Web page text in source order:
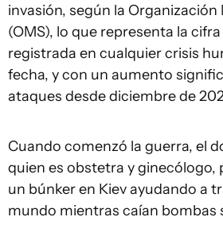
invasión, según la Organización
(OMS), lo que representa la
registrada en cualquier crisis
fecha, y con un aumento
ataques desde diciembre de
Cuando comenzó la guerra, el
quien es obstetra y ginecólogo,
un búnker en Kiev ayudando a
mundo mientras caían bombas